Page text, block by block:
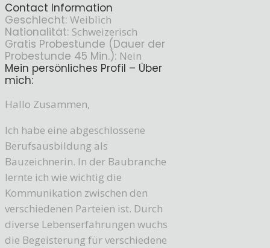
Contact Information
Geschlecht: Weiblich
Nationalität: Schweizerisch
Gratis Probestunde (Dauer der
Probestunde 45 Min.): Nein
Mein persönliches Profil – Über
mich:
Hallo Zusammen,
Ich habe eine abgeschlossene
Berufsausbildung als
Bauzeichnerin. In der Baubranche
lernte ich wie wichtig die
Kommunikation zwischen den
verschiedenen Parteien ist. Durch
diverse Lebenserfahrungen wuchs
die Begeisterung für verschiedene